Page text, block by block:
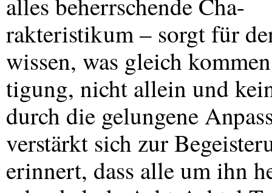
rakteristikum – sorgt für
wissen, was gleich
tigung, nicht allein und
durch die gelungene
verstärkt sich zur
erinnert, dass alle um ihn